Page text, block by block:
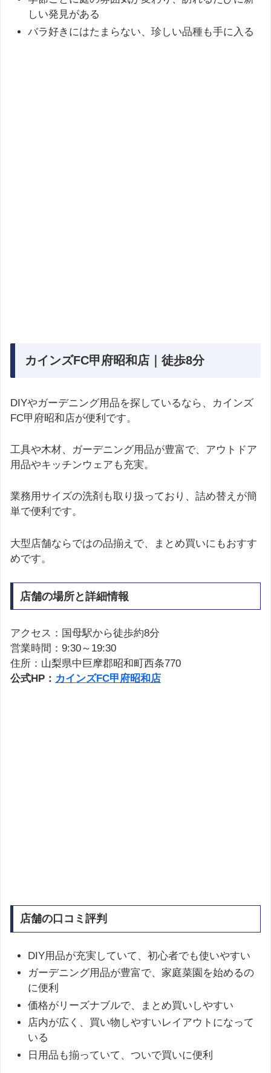
しい発見がある
バラ好きにはたまらない、珍しい品種も手に入る
カインズFC甲府昭和店｜徒歩8分
DIYやガーデニング用品を探しているなら、カインズ
FC甲府昭和店が便利です。
工具や木材、ガーデニング用品が豊富で、アウトドア
用品やキッチンウェアも充実。
業務用サイズの洗剤も取り扱っており、詰め替えが簡
単で便利です。
大型店舗ならではの品揃えで、まとめ買いにもおすす
めです。
店舗の場所と詳細情報
アクセス：国母駅から徒歩約8分
営業時間：9:30～19:30
住所：山梨県中巨摩郡昭和町西条770
公式HP： カインズFC甲府昭和店
店舗の口コミ評判
DIY用品が充実していて、初心者でも使いやすい
ガーデニング用品が豊富で、家庭菜園を始めるの
に便利
価格がリーズナブルで、まとめ買いしやすい
店内が広く、買い物しやすいレイアウトになって
いる
日用品も揃っていて、ついで買いに便利